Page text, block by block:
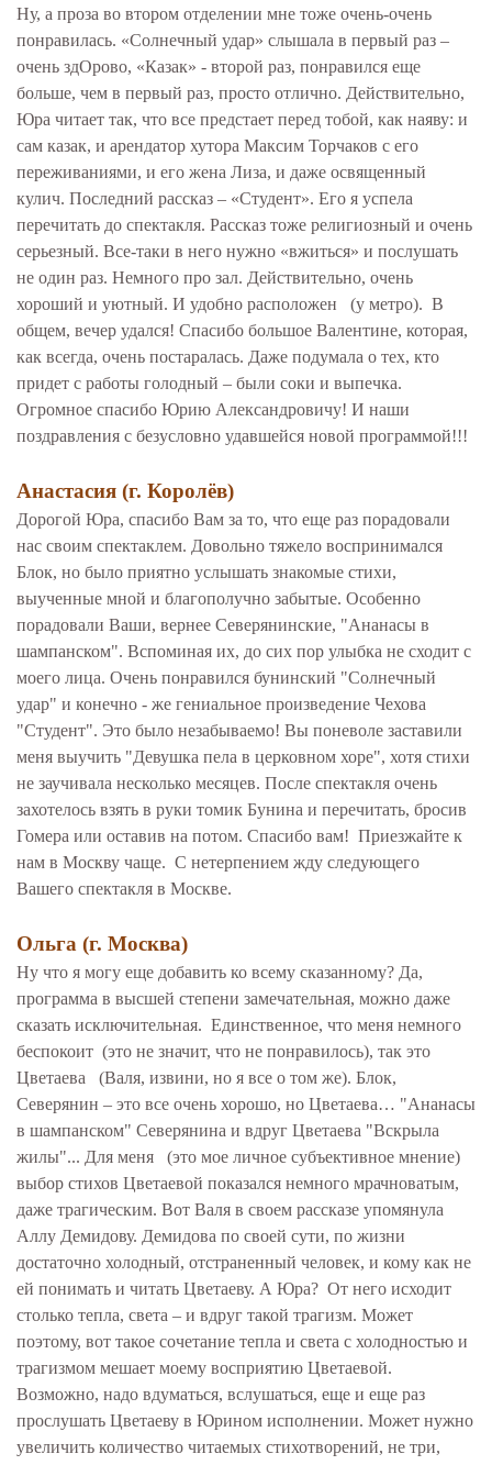
Ну, а проза во втором отделении мне тоже очень-очень
понравилась. «Солнечный удар» слышала в первый раз –
очень здОрово, «Казак» - второй раз, понравился еще
больше, чем в первый раз, просто отлично. Действительно,
Юра читает так, что все предстает перед тобой, как наяву: и
сам казак, и арендатор хутора Максим Торчаков с его
переживаниями, и его жена Лиза, и даже освященный
кулич. Последний рассказ – «Студент». Его я успела
перечитать до спектакля. Рассказ тоже религиозный и очень
серьезный. Все-таки в него нужно «вжиться» и послушать
не один раз. Немного про зал. Действительно, очень
хороший и уютный. И удобно расположен (у метро). В
общем, вечер удался! Спасибо большое Валентине, которая,
как всегда, очень постаралась. Даже подумала о тех, кто
придет с работы голодный – были соки и выпечка.
Огромное спасибо Юрию Александровичу! И наши
поздравления с безусловно удавшейся новой программой!!!
Анастасия (г. Королёв)
Дорогой Юра, спасибо Вам за то, что еще раз порадовали
нас своим спектаклем. Довольно тяжело воспринимался
Блок, но было приятно услышать знакомые стихи,
выученные мной и благополучно забытые. Особенно
порадовали Ваши, вернее Северянинские, "Ананасы в
шампанском". Вспоминая их, до сих пор улыбка не сходит с
моего лица. Очень понравился бунинский "Солнечный
удар" и конечно - же гениальное произведение Чехова
"Студент". Это было незабываемо! Вы поневоле заставили
меня выучить "Девушка пела в церковном хоре", хотя стихи
не заучивала несколько месяцев. После спектакля очень
захотелось взять в руки томик Бунина и перечитать, бросив
Гомера или оставив на потом. Спасибо вам! Приезжайте к
нам в Москву чаще. С нетерпением жду следующего
Вашего спектакля в Москве.
Ольга (г. Москва)
Ну что я могу еще добавить ко всему сказанному? Да,
программа в высшей степени замечательная, можно даже
сказать исключительная. Единственное, что меня немного
беспокоит (это не значит, что не понравилось), так это
Цветаева (Валя, извини, но я все о том же). Блок,
Северянин – это все очень хорошо, но Цветаева… "Ананасы
в шампанском" Северянина и вдруг Цветаева "Вскрыла
жилы"... Для меня (это мое личное субъективное мнение)
выбор стихов Цветаевой показался немного мрачноватым,
даже трагическим. Вот Валя в своем рассказе упомянула
Аллу Демидову. Демидова по своей сути, по жизни
достаточно холодный, отстраненный человек, и кому как не
ей понимать и читать Цветаеву. А Юра? От него исходит
столько тепла, света – и вдруг такой трагизм. Может
поэтому, вот такое сочетание тепла и света с холодностью и
трагизмом мешает моему восприятию Цветаевой.
Возможно, надо вдуматься, вслушаться, еще и еще раз
прослушать Цветаеву в Юрином исполнении. Может нужно
увеличить количество читаемых стихотворений, не три,